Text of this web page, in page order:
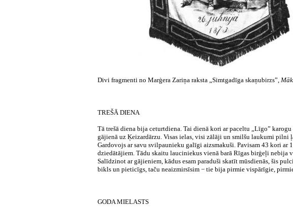
Divi fragmenti no Marģera Zariņa raksta „Simtgadīga skaņubirzs”,
TREŠĀ DIENA
Tā trešā diena bija ceturtdiena. Tai dienā kori ar paceltu „Līgo” karogu
gājienā uz Ķeizardārzu. Visas ielas, visi zālāji un smilšu laukumi pilni
Gardovojs ar savu svilpaunieku galīgi aizsmakuši. Pavisam 43 kori ar
dziedātājiem. Tādu skaitu lauciniekus vienā barā Rīgas birģeļi nebija
Salīdzinot ar gājieniem, kādus esam paraduši skatīt mūsdienās, šis
bikls un pieticīgs, taču neaizmirsīsim − tie bija pirmie vispārīgie,
GODA MIELASTS